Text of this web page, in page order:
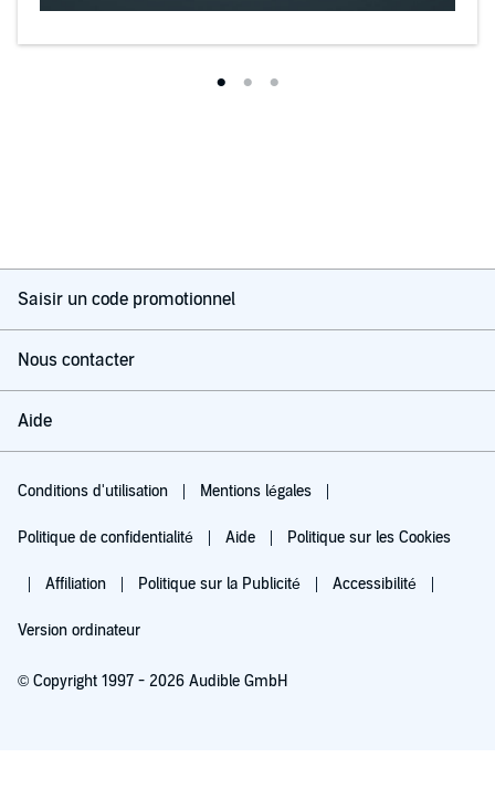
Saisir un code promotionnel
Nous contacter
Aide
Conditions d'utilisation Mentions légales
Politique de confidentialité Aide Politique sur les Cookies
Affiliation Politique sur la Publicité Accessibilité
Version ordinateur
© Copyright 1997 - 2026 Audible GmbH